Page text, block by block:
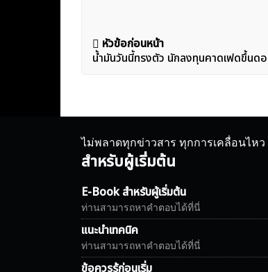
แนะแนว
เรื่อง
หัวข้อก่อนหน้า
น้ำมันวันนี้ทรงตัว นักลงทุนคาดเฟดขึ้นด
ไม่พลาดทุกข่าวสาร ทุกการเคลื่อนไห
สำหรับผู้เริ่มต้น
E-Book สำหรับผู้เริ่มต้น
ท่านสามารถหาคำตอบได้ที่นี่
แนะนำเทคนิค
ท่านสามารถหาคำตอบได้ที่นี่
ข้อควรรู้ก่อนเริ่ม